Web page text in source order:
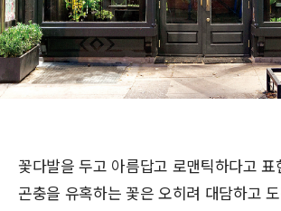
꽃다발을 두고 아름답고 로맨틱하다고
곤충을 유혹하는 꽃은 오히려 대담하고